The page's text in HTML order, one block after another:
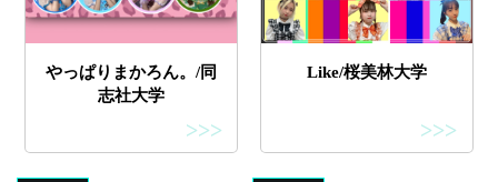
やっぱりまかろん。/同
志社大学
>>>
Like/桜美林大学
>>>